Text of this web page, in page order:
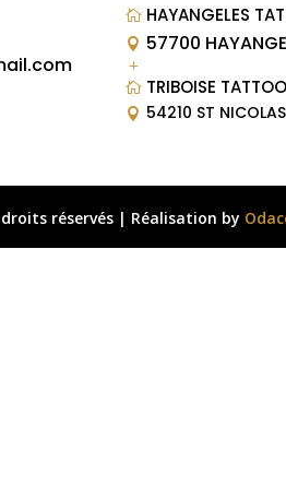
 HAYANGELES
 57700 HAYANGE
L
 TRIBOISE TATTOO
 54210 ST
réservés | Réalisation by